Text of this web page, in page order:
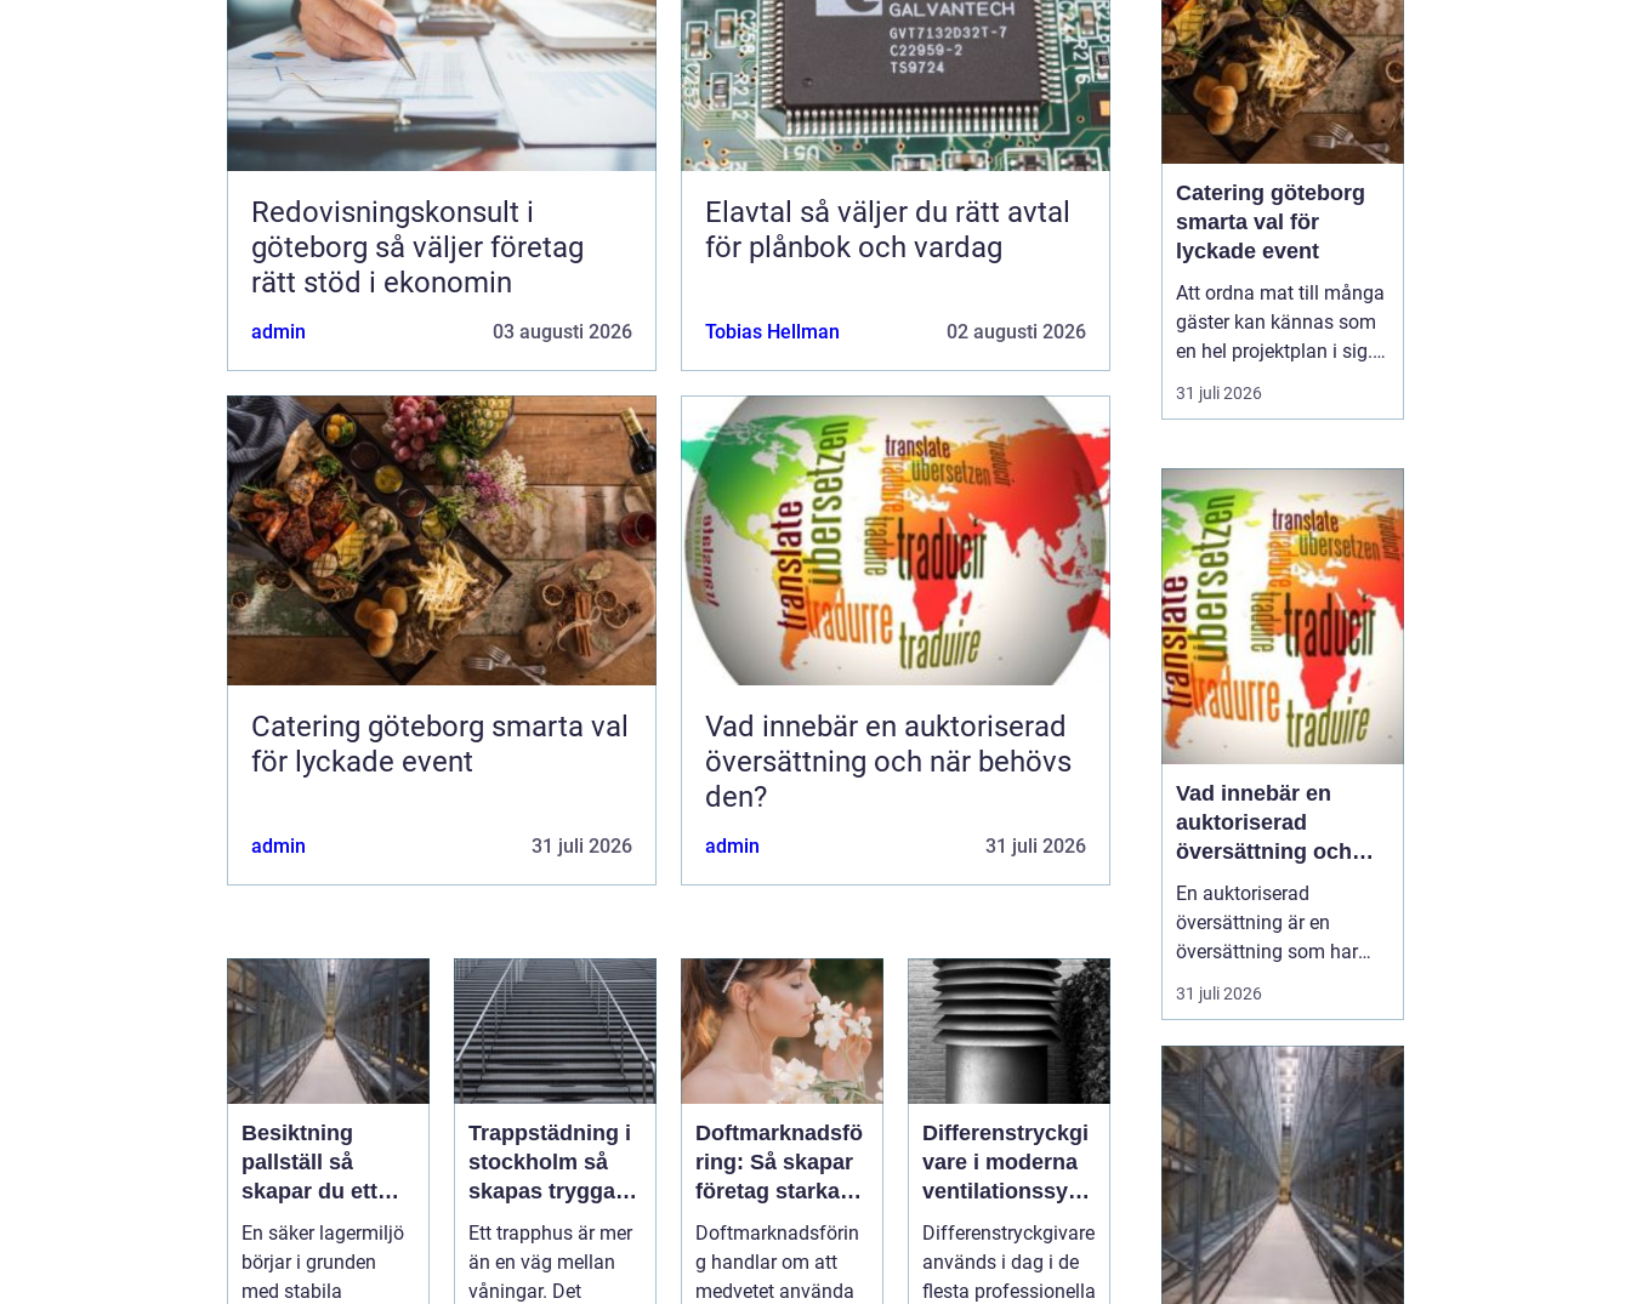
Redovisningskonsult i
göteborg så väljer företag
rätt stöd i ekonomin
admin 03 augusti 2026
Elavtal så väljer du rätt avtal
för plånbok och vardag
Tobias Hellman 02 augusti 2026
Catering göteborg smarta val
för lyckade event
admin 31 juli 2026
Vad innebär en auktoriserad
översättning och när behövs
den?
admin 31 juli 2026
Besiktning
pallställ så
skapar du ett
säkert och
effektivt lager
En säker lagermiljö
börjar i grunden
med stabila
Trappstädning i
stockholm så
skapas trygga,
rena och
hållbara
trapphus
Ett trapphus är mer
än en väg mellan
våningar. Det
Doftmarknadsfö
ring: Så skapar
företag starkare
kundupplevelser
Doftmarknadsförin
g handlar om att
medvetet använda
Differenstryckgi
vare i moderna
ventilationssyst
em
Differenstryckgivare
används i dag i de
flesta professionella
Catering göteborg
smarta val för
lyckade event
Att ordna mat till många
gäster kan kännas som
en hel projektplan i sig.
Men med genomtänkt
catering slipper
köket och sista minuten-
lösningar. För den som
sökerca...
31 juli 2026
Vad innebär en
auktoriserad
översättning och
när behövs den?
En auktoriserad
översättning är en
översättning som har
juridisk giltighet. Den
utförs av en
31 juli 2026